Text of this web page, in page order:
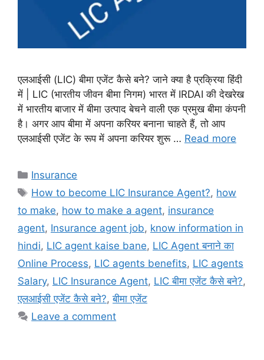
एलआईसी (LIC) बीमा एजेंट कैसे बने? जाने क्या है प्रक्रिया हिंदी
में | LIC (भारतीय जीवन बीमा निगम) भारत में IRDAI की देखरेख
में भारतीय बाजार में बीमा उत्पाद बेचने वाली एक प्रमुख बीमा कंपनी
है। अगर आप बीमा में अपना करियर बनाना चाहते हैं, तो आप
एलआईसी एजेंट के रूप में अपना करियर शुरू … Read more
Categories
Insurance
Tags
How to become LIC Insurance Agent?, how
to make, how to make a agent, insurance
agent, Insurance agent job, know information in
hindi, LIC agent kaise bane, LIC Agent बनाने का
Online Process, LIC agents benefits, LIC agents
Salary, LIC Insurance Agent, LIC बीमा एजेंट कैसे बने?,
एलआईसी एजेंट कैसे बने?,बीमा एजेंट
Leave a comment